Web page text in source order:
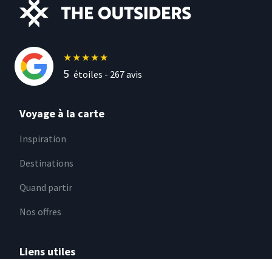
★★★★★
5 étoiles - 267avis
Voyage à la carte
Inspiration
Destinations
Quand partir
Nos offres
Liens utiles